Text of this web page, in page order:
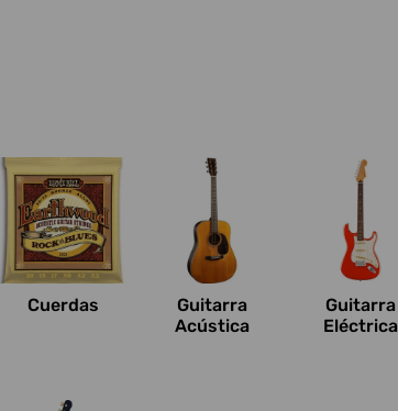
Cuerdas
Guitarra
Acústica
Guitarra
Eléctrica